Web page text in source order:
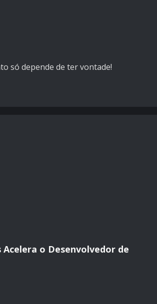
só depende de ter vontade!
o Desenvolvedor de